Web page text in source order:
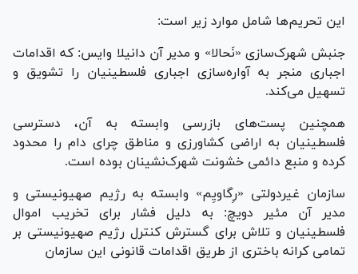
این تحریم‌ها شامل موارد زیر است:
جنبش شهرک‌سازی «نَحالا» و مدیر آن دانیلا وایس: که اقدامات
اجباری منجر به آواره‌سازی اجباری فلسطینیان را تشویق و
تسهیل می‌کند.
همچنین پست‌های بازرسی وابسته به آن، دسترسی
فلسطینیان به اراضی کشاورزی و مناطق چرای دام را محدود
کرده و منبع دائمی خشونت شهرک‌نشینان بوده است.
سازمان غیردولتی «رِگاویِم» وابسته به رژیم صهیونیستی و
مدیر آن مئیر دویچ: به دلیل فشار برای تخریب اموال
فلسطینیان و تلاش برای گسترش کنترل رژیم صهیونیستی بر
تمامی کرانه باختری از طریق اقدامات قانونی این سازمان